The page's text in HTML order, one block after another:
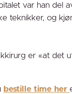
var han del
teknikker, og
er «at det
bestille time her